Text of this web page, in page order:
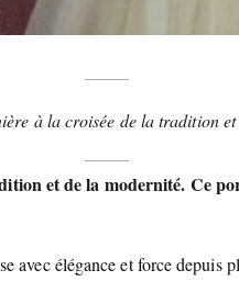
à la croisée de la tradition
et de la modernité. Ce
avec élégance et force depuis